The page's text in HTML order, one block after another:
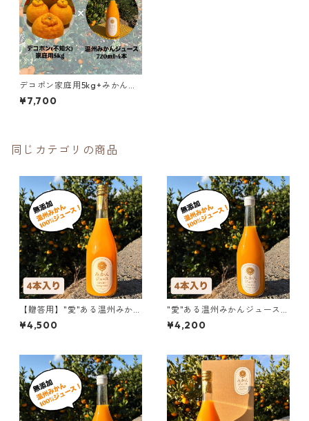
デコポン家庭用5kg+みかんス
トレートジュース4本セット
¥7,700
同じカテゴリの商品
【贈答用】"愛"ある温州みかん
ジュース 720ml ×4本セット
¥4,500
"愛"ある温州みかんジュース 7
20ml ×4本セット
¥4,200